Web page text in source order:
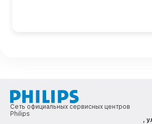
Сеть официальных сервисных центров
Philips
,